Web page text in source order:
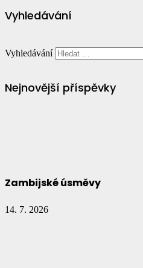
Vyhledávání
Vyhledávání
Nejnovější příspěvky
Zambijské úsměvy
14. 7. 2026